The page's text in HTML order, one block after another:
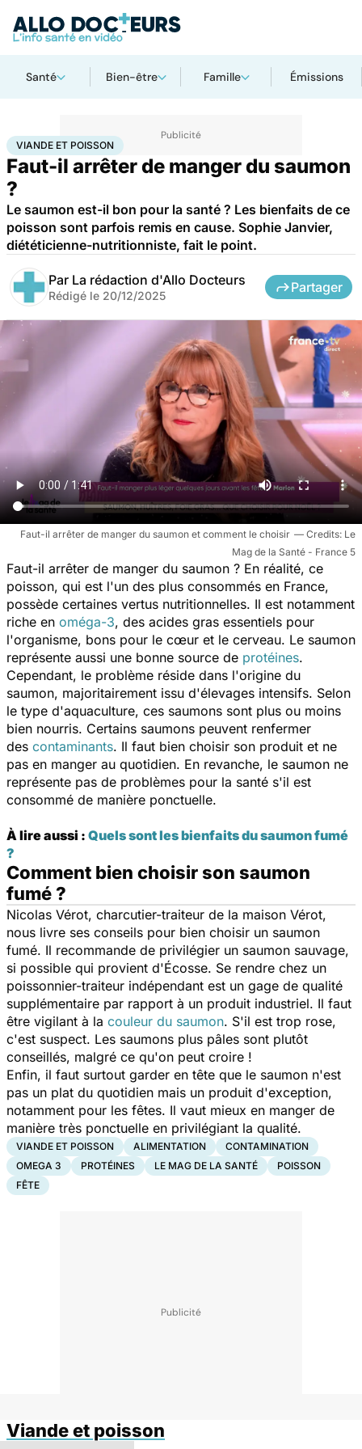
Santé Bien-être Famille Émissions
AccueilBien-êtreNutrition Viande et poisson
VIANDE ET POISSON
Faut-il arrêter de manger du saumon
?
Le saumon est-il bon pour la santé ? Les bienfaits de ce
poisson sont parfois remis en cause. Sophie Janvier,
diététicienne-nutritionniste, fait le point.
Par La rédaction d'Allo Docteurs
Rédigé le 20/12/2025
Partager
Faut-il arrêter de manger du saumon et comment le choisir
Le
Mag de la Santé - France 5
Faut-il arrêter de manger du saumon ? En réalité, ce
poisson, qui est l'un des plus consommés en France,
possède certaines vertus nutritionnelles. Il est notamment
riche en oméga-3, des acides gras essentiels pour
l'organisme, bons pour le cœur et le cerveau. Le saumon
représente aussi une bonne source de protéines.
Cependant, le problème réside dans l'origine du
saumon, majoritairement issu d'élevages intensifs. Selon
le type d'aquaculture, ces saumons sont plus ou moins
bien nourris. Certains saumons peuvent renfermer
des contaminants. Il faut bien choisir son produit et ne
pas en manger au quotidien. En revanche, le saumon ne
représente pas de problèmes pour la santé s'il est
consommé de manière ponctuelle.
À lire aussi : Quels sont les bienfaits du saumon fumé
?
Comment bien choisir son saumon
fumé ?
Nicolas Vérot, charcutier-traiteur de la maison Vérot,
nous livre ses conseils pour bien choisir un saumon
fumé. Il recommande de privilégier un saumon sauvage,
si possible qui provient d'Écosse. Se rendre chez un
poissonnier-traiteur indépendant est un gage de qualité
supplémentaire par rapport à un produit industriel. Il faut
être vigilant à la couleur du saumon. S'il est trop rose,
c'est suspect. Les saumons plus pâles sont plutôt
conseillés, malgré ce qu'on peut croire !
Enfin, il faut surtout garder en tête que le saumon n'est
pas un plat du quotidien mais un produit d'exception,
notamment pour les fêtes. Il vaut mieux en manger de
manière très ponctuelle en privilégiant la qualité.
VIANDE ET POISSON ALIMENTATION
CONTAMINATION
OMEGA 3
PROTÉINES LE MAG DE LA SANTÉ
POISSON
FÊTE
Viande et poisson